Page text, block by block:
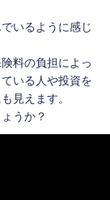
いるように感じ
料の負担によっ
いる人や投資を
見えます。
うか？